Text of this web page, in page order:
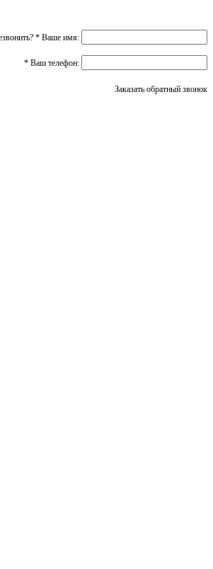
* Ваше имя:
* Ваш телефон:
Заказать обратный звонок